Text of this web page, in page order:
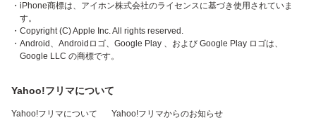
・iPhone商標は、アイホン株式会社のライセンスに基づき使用されていま
す。
・Copyright (C) Apple Inc. All rights reserved.
・Android、Androidロゴ、Google Play 、および Google Play ロゴは、
Google LLC の商標です。
Yahoo!フリマについて
Yahoo!フリマについて Yahoo!フリマからのお知らせ